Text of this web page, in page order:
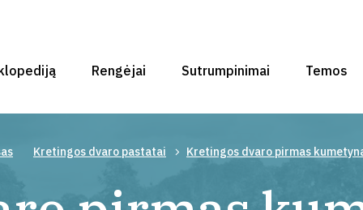
Rengėjai Sutrumpinimai Temos
Kretingos dvaro pastatai Kretingos dvaro pirmas